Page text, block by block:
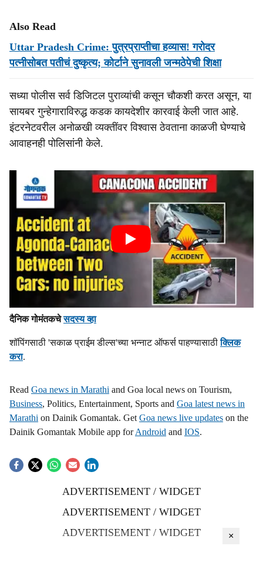
Also Read
Uttar Pradesh Crime: पुत्रप्राप्तीचा हव्यास! गरोदर
पत्नीसोबत पतीचं दुष्कृत्य; कोर्टाने सुनावली जन्मठेपेची शिक्षा
सध्या पोलीस सर्व डिजिटल पुराव्यांची कसून चौकशी करत असून, या
सायबर गुन्हेगाराविरुद्ध कडक कायदेशीर कारवाई केली जात आहे.
इंटरनेटवरील अनोळखी व्यक्तींवर विश्वास ठेवताना काळजी घेण्याचे
आवाहनही पोलिसांनी केले.
दैनिक गोमंतकचेसदस्य व्हा
शॉपिंगसाठी 'सकाळ प्राईम डील्स'च्या भन्नाट ऑफर्स पाहण्यासाठीक्लिक
करा.
Read Goa news in Marathi and Goa local news on Tourism,
Business, Politics, Entertainment, Sports and Goa latest news in
Marathi on Dainik Gomantak. Get Goa news live updates on the
Dainik Gomantak Mobile app forAndroid and IOS.
ADVERTISEMENT / WIDGET
ADVERTISEMENT / WIDGET
ADVERTISEMENT / WIDGET
×